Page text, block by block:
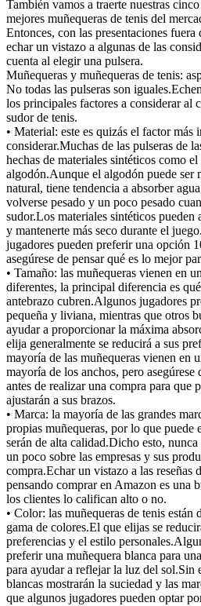
También vamos a traerte nuestras
mejores muñequeras de tenis del
Entonces, con las presentaciones
echar un vistazo a algunas de las
cuenta al elegir una pulsera.
Muñequeras y muñequeras de tenis:
No todas las pulseras son
los principales factores a considerar al
sudor de tenis.
• Material: este es quizás el factor más
considerar.Muchas de las pulseras de
hechas de materiales sintéticos como
algodón.Aunque el algodón puede ser
natural, tiene tendencia a absorber
volverse pesado y un poco pesado
sudor.Los materiales sintéticos
y mantenerte más seco durante el
jugadores pueden preferir una opción
asegúrese de pensar qué es lo mejor
• Tamaño: las muñequeras vienen en
diferentes, la principal diferencia es
antebrazo cubren.Algunos jugadores
pequeña y liviana, mientras que otros
ayudar a proporcionar la máxima
elija generalmente se reducirá a sus
mayoría de las muñequeras vienen en
mayoría de los anchos, pero
antes de realizar una compra para que
ajustarán a sus brazos.
• Marca: la mayoría de las grandes
propias muñequeras, por lo que puede
serán de alta calidad.Dicho esto,
un poco sobre las empresas y sus
compra.Echar un vistazo a las reseñas
pensando comprar en Amazon es una
los clientes lo califican alto o no.
• Color: las muñequeras de tenis están
gama de colores.El que elijas se
preferencias y el estilo
preferir una muñequera blanca para
para ayudar a reflejar la luz del sol.Sin
blancas mostrarán la suciedad y las
que algunos jugadores pueden optar